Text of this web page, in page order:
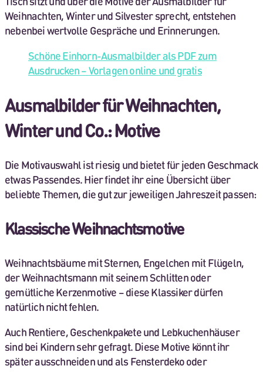
Weihnachten, Winter und Silvester sprecht, entstehen
nebenbei wertvolle Gespräche und Erinnerungen.
Schöne Einhorn-Ausmalbilder als PDF zum
Ausdrucken – Vorlagen online und gratis
Ausmalbilder für Weihnachten,
Winter und Co.: Motive
Die Motivauswahl ist riesig und bietet für jeden Geschmack
etwas Passendes. Hier findet ihr eine Übersicht über
beliebte Themen, die gut zur jeweiligen Jahreszeit passen:
Klassische Weihnachtsmotive
Weihnachtsbäume mit Sternen, Engelchen mit Flügeln,
der Weihnachtsmann mit seinem Schlitten oder
gemütliche Kerzenmotive – diese Klassiker dürfen
natürlich nicht fehlen.
Auch Rentiere, Geschenkpakete und Lebkuchenhäuser
sind bei Kindern sehr gefragt. Diese Motive könnt ihr
später ausschneiden und als Fensterdeko oder